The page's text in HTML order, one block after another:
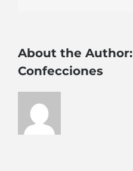
About the Author:
Confecciones